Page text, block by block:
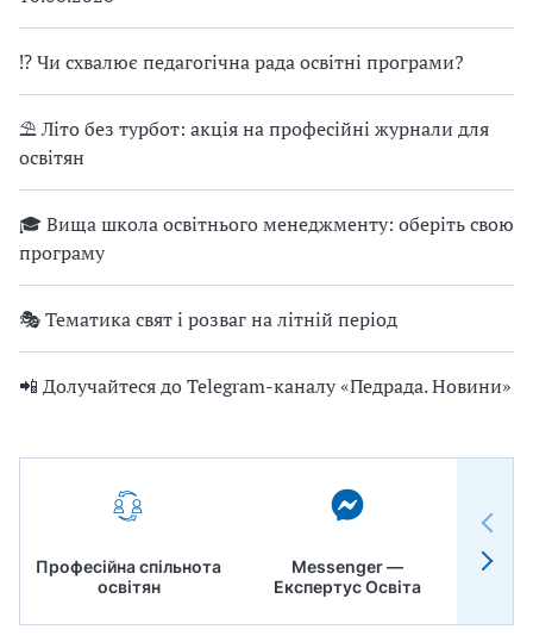
⁉ Чи схвалює педагогічна рада освітні програми?
⛱ Літо без турбот: акція на професійні журнали для
освітян
🎓 Вища школа освітнього менеджменту: оберіть свою
програму
🎭 Тематика свят і розваг на літній період
📲 Долучайтеся до Telegram-каналу «Педрада. Новини»
Професійна спільнота
освітян
Messenger —
Експертус Освіта